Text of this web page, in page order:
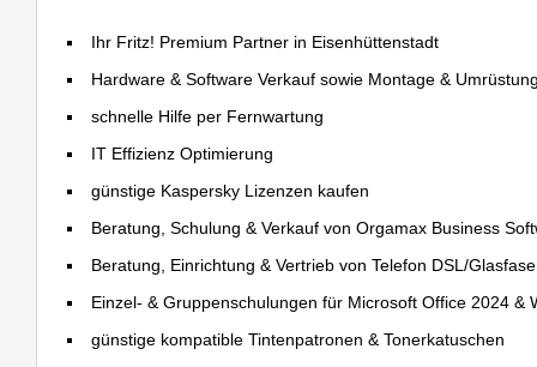
Ihr Fritz! Premium Partner in Eisenhüttenstadt
Hardware & Software Verkauf sowie Montage &
schnelle Hilfe per Fernwartung
IT Effizienz Optimierung
günstige Kaspersky Lizenzen kaufen
Beratung, Schulung & Verkauf von Orgamax Business
Beratung, Einrichtung & Vertrieb von Telefon DSL/
Einzel- & Gruppenschulungen für Microsoft Office 2024 &
günstige kompatible Tintenpatronen & Tonerkatuschen